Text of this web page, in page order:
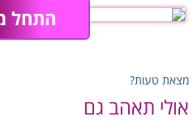
התחל
מצאת טעות?
אולי תאהב גם